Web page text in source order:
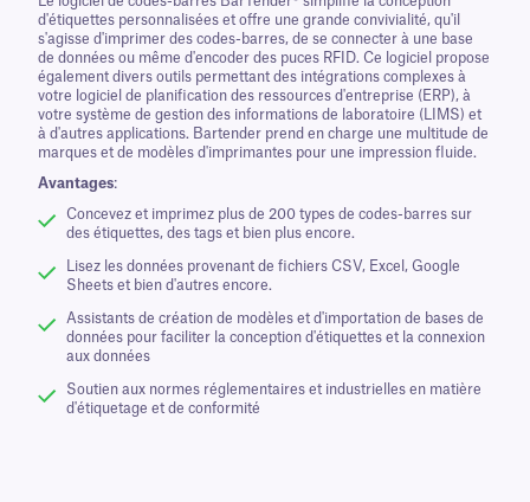
d'étiquettes personnalisées et offre une grande convivialité, qu'il
s'agisse d'imprimer des codes-barres, de se connecter à une base
de données ou même d'encoder des puces RFID. Ce logiciel propose
également divers outils permettant des intégrations complexes à
votre logiciel de planification des ressources d'entreprise (ERP), à
votre système de gestion des informations de laboratoire (LIMS) et
à d'autres applications. Bartender prend en charge une multitude de
marques et de modèles d'imprimantes pour une impression fluide.
Avantages:
Concevez et imprimez plus de 200 types de codes-barres sur
des étiquettes, des tags et bien plus encore.
Lisez les données provenant de fichiers CSV, Excel, Google
Sheets et bien d'autres encore.
Assistants de création de modèles et d'importation de bases de
données pour faciliter la conception d'étiquettes et la connexion
aux données
Soutien aux normes réglementaires et industrielles en matière
d'étiquetage et de conformité